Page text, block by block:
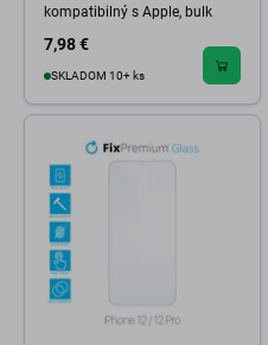
kompatibilný s Apple, bulk
7,98 €
SKLADOM 10+ ks